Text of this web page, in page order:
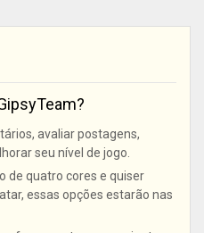
avaliar postagens,
seu nível de jogo.
de quatro cores e quiser
essas opções estarão nas